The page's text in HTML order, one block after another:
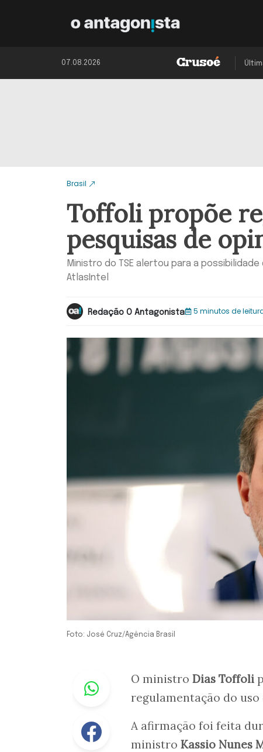
07.08.2026
Brasil
Toffoli propõe
pesquisas de
Ministro do TSE alertou para a
AtlasIntel
Redação O Antagonista 5 minutos de
Foto: José Cruz/Agência Brasil
Whastapp
Facebook
O ministro Dias Toffoli
regulamentação do uso
A afirmação foi feita
ministro Kassio Nunes